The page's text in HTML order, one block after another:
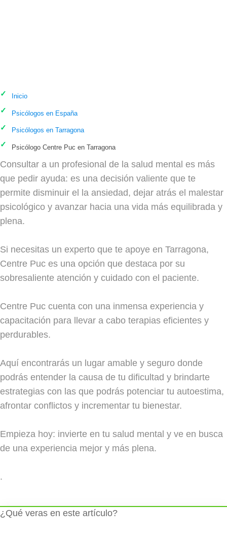
Inicio
Psicólogos en España
Psicólogos en Tarragona
Psicólogo Centre Puc en Tarragona
Consultar a un profesional de la salud mental es más
que pedir ayuda: es una decisión valiente que te
permite disminuir el la ansiedad, dejar atrás el malestar
psicológico y avanzar hacia una vida más equilibrada y
plena.
Si necesitas un experto que te apoye en Tarragona,
Centre Puc es una opción que destaca por su
sobresaliente atención y cuidado con el paciente.
Centre Puc cuenta con una inmensa experiencia y
capacitación para llevar a cabo terapias eficientes y
perdurables.
Aquí encontrarás un lugar amable y seguro donde
podrás entender la causa de tu dificultad y brindarte
estrategias con las que podrás potenciar tu autoestima,
afrontar conflictos y incrementar tu bienestar.
Empieza hoy: invierte en tu salud mental y ve en busca
de una experiencia mejor y más plena.
.
¿Qué veras en este artículo?